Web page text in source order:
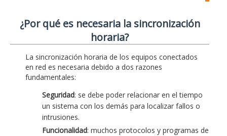
¿Por qué es necesaria la sincronización
horaria?
La sincronización horaria de los equipos conectados
en red es necesaria debido a dos razones
fundamentales:
Seguridad: se debe poder relacionar en el tiempo
un sistema con los demás para localizar fallos o
intrusiones.
Funcionalidad: muchos protocolos y programas de